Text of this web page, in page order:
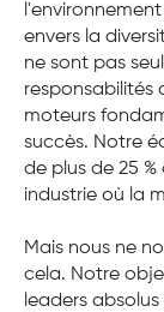
envers la
ne sont pas
responsabilités
moteurs
succès. Notre
de plus de 25
industrie où la
Mais nous ne
cela. Notre
leaders